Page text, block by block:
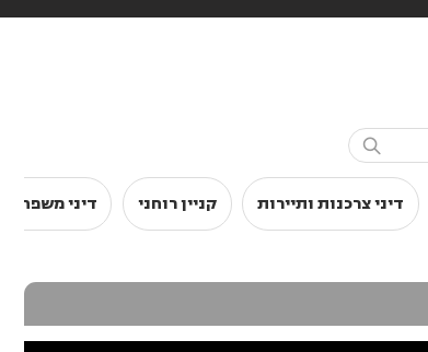

דיני צרכנות ותיירות קניין רוחני דיני משפחה